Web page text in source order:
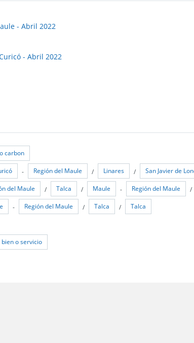
- Abril 2022
- Abril 2022
carbon
- Región del Maule / Linares / San Javier de
del Maule / Talca / Maule - Región del Maule /
- Región del Maule / Talca / Talca
o servicio